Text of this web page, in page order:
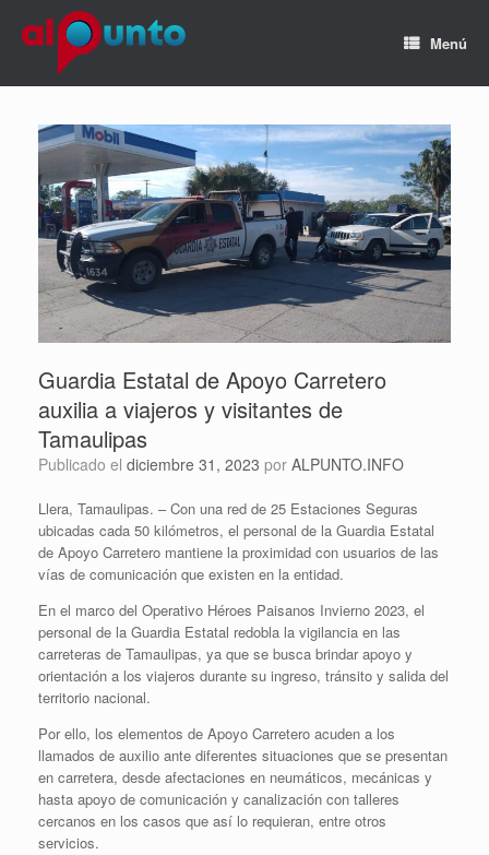
Menú
Guardia Estatal de Apoyo Carretero
auxilia a viajeros y visitantes de
Tamaulipas
Publicado el diciembre 31, 2023 por ALPUNTO.INFO
Llera, Tamaulipas. – Con una red de 25 Estaciones Seguras
ubicadas cada 50 kilómetros, el personal de la Guardia Estatal
de Apoyo Carretero mantiene la proximidad con usuarios de las
vías de comunicación que existen en la entidad.
En el marco del Operativo Héroes Paisanos Invierno 2023, el
personal de la Guardia Estatal redobla la vigilancia en las
carreteras de Tamaulipas, ya que se busca brindar apoyo y
orientación a los viajeros durante su ingreso, tránsito y salida del
territorio nacional.
Por ello, los elementos de Apoyo Carretero acuden a los
llamados de auxilio ante diferentes situaciones que se presentan
en carretera, desde afectaciones en neumáticos, mecánicas y
hasta apoyo de comunicación y canalización con talleres
cercanos en los casos que así lo requieran, entre otros
servicios.